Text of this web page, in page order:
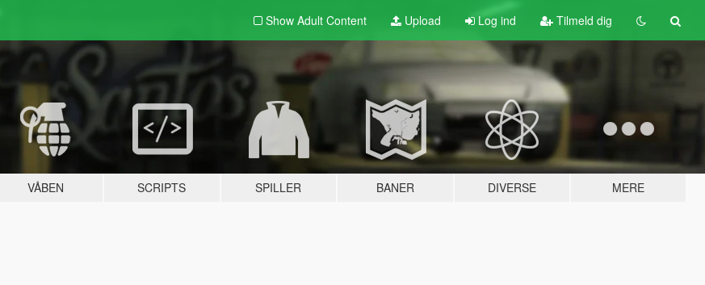
Show Adult Content Upload Log ind Tilmeld dig
VÅBEN SCRIPTS SPILLER BANER DIVERSE MERE